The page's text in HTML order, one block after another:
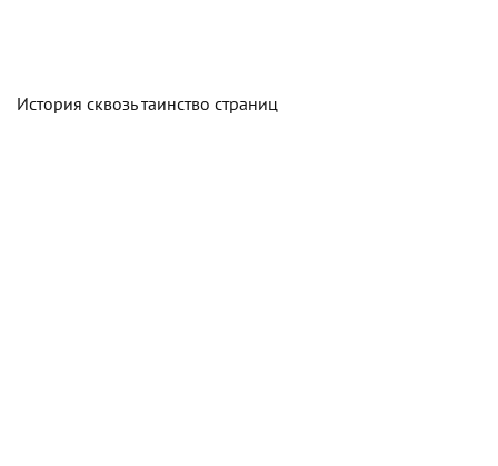
История сквозь таинство страниц